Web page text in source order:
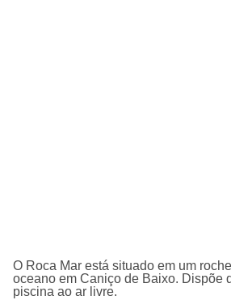
O Roca Mar está situado em um
oceano em Caniço de Baixo. Dispõe
piscina ao ar livre.